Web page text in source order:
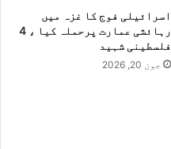
اسرائیلی فوج کا غزہ میں
رہائشی عمارت پرحملہ کیا ، 4
فلسطینی شہید
جون 20, 2026